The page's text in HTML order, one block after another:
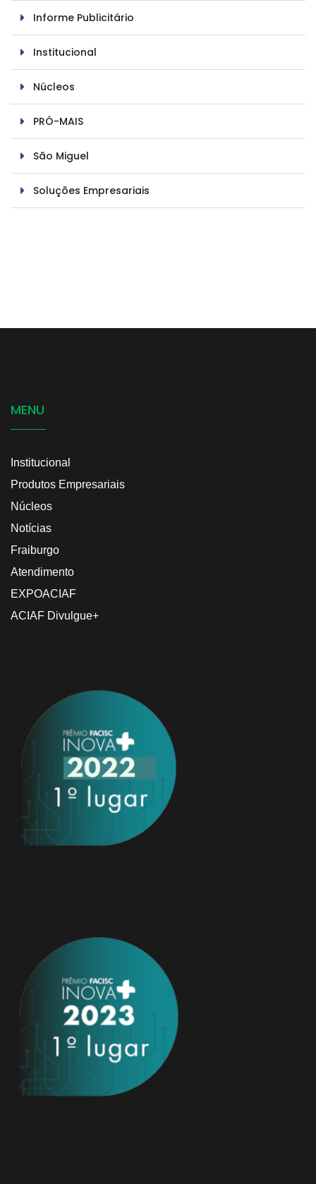
Informe Publicitário
Institucional
Núcleos
PRÓ-MAIS
São Miguel
Soluções Empresariais
MENU
Institucional
Produtos Empresariais
Núcleos
Notícias
Fraiburgo
Atendimento
EXPOACIAF
ACIAF Divulgue+